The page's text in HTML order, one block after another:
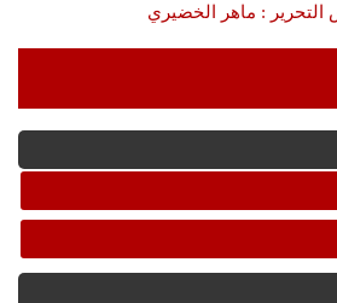
: ماهر الخضيري